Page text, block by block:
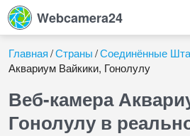
Webcamera24
Главная Страны Соединённые
Аквариум Вайкики, Гонолулу
Веб-камера
Гонолулу в